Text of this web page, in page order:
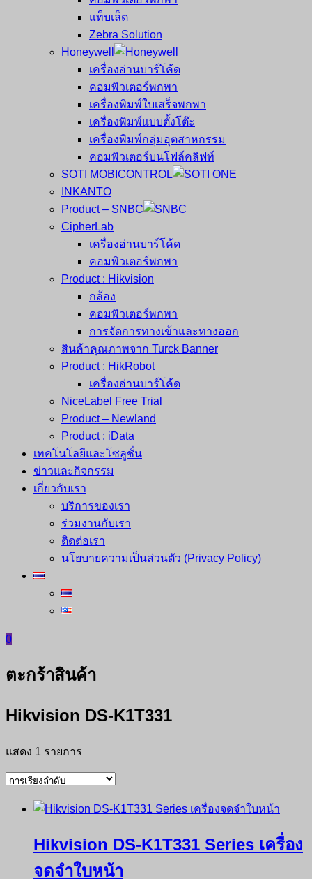
แท็บเล็ต
Zebra Solution
Honeywell
เครื่องอ่านบาร์โค้ด
คอมพิวเตอร์พกพา
เครื่องพิมพ์ใบเสร็จพกพา
เครื่องพิมพ์แบบตั้งโต๊ะ
เครื่องพิมพ์กลุ่มอุตสาหกรรม
คอมพิวเตอร์บนโฟล์คลิฟท์
SOTI MOBICONTROL
INKANTO
Product – SNBC
CipherLab
เครื่องอ่านบาร์โค้ด
คอมพิวเตอร์พกพา
Product : Hikvision
กล้อง
คอมพิวเตอร์พกพา
การจัดการทางเข้าและทางออก
สินค้าคุณภาพจาก Turck Banner
Product : HikRobot
เครื่องอ่านบาร์โค้ด
NiceLabel Free Trial
Product – Newland
Product : iData
เทคโนโลยีและโซลูชั่น
ข่าวและกิจกรรม
เกี่ยวกับเรา
บริการของเรา
ร่วมงานกับเรา
ติดต่อเรา
นโยบายความเป็นส่วนตัว (Privacy Policy)
0
ตะกร้าสินค้า
Hikvision DS-K1T331
แสดง 1 รายการ
Hikvision DS-K1T331 Series เครื่อง
จดจำใบหน้า